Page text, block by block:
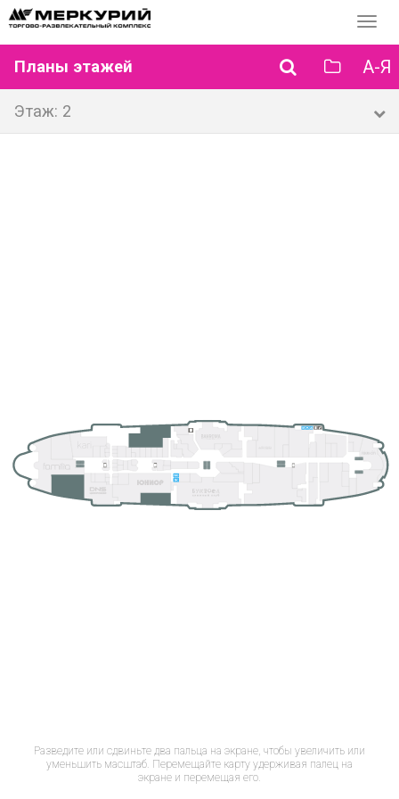
Планы этажей А-Я
Этаж: 2
Разведите или сдвиньте два пальца на экране, чтобы увеличить или
уменьшить масштаб. Перемещайте карту удерживая палец на
экране и перемещая его.